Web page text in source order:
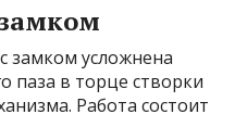
замком усложнена
паза в торце створки
Работа состоит